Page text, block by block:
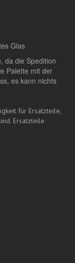
Glas
da die Spedition
Palette mit der
es kann nichts
für Ersatzteile,
Ersatzteile